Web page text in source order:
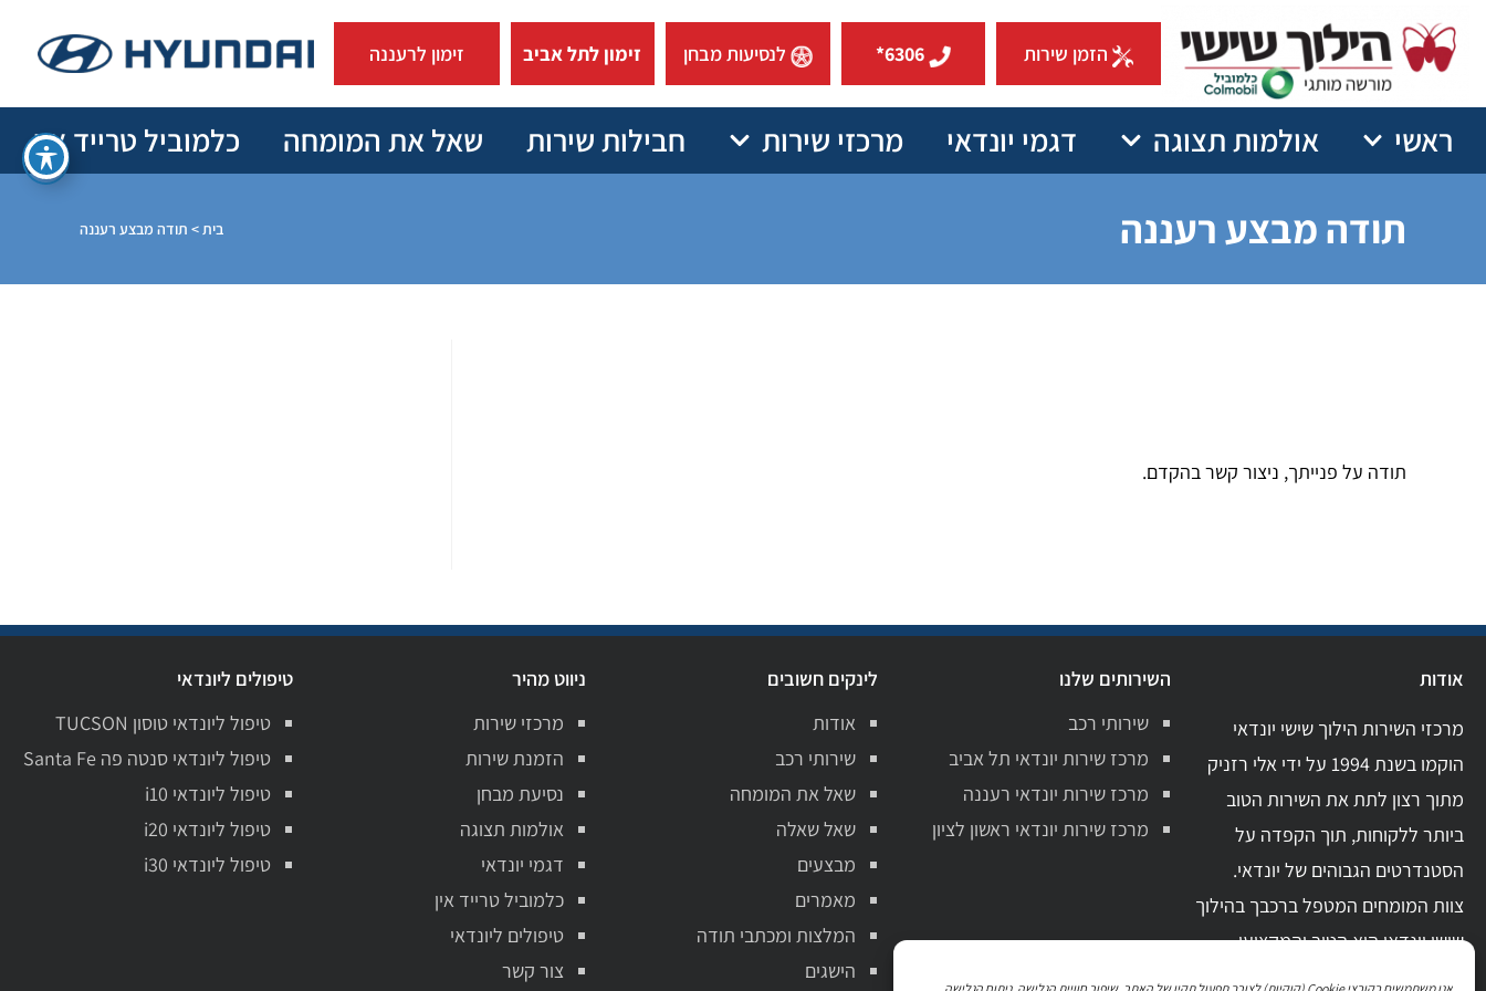
הזמן שירות 6306* לנסיעות מבחן זימון לתל אביב זימון לרעננה
ראשי אולמות תצוגה דגמי יונדאי מרכזי שירות חבילות שירות שאל את המומחה כלמוביל טרייד אין
תודה מבצע רעננה בית> תודה מבצע רעננה
תודה על פנייתך, ניצור קשר בהקדם.
אודות
מרכזי השירות הילוך שישי יונדאי
הוקמו בשנת 1994 על ידי אלי רזניק
מתוך רצון לתת את השירות הטוב
ביותר ללקוחות, תוך הקפדה על
הסטנדרטים הגבוהים של יונדאי.
צוות המומחים המטפל ברכבך בהילוך
שישי יונדאי הוא הטוב והמקצועי
השירותים שלנו
שירותי רכב
מרכז שירות יונדאי תל אביב
מרכז שירות יונדאי רעננה
מרכז שירות יונדאי ראשון לציון
לינקים חשובים
אודות
שירותי רכב
שאל את המומחה
שאל שאלה
מבצעים
מאמרים
המלצות ומכתבי תודה
הישגים
ניווט מהיר
מרכזי שירות
הזמנת שירות
נסיעת מבחן
אולמות תצוגה
דגמי יונדאי
כלמוביל טרייד אין
טיפולים ליונדאי
צור קשר
טיפולים ליונדאי
טיפול ליונדאי טוסון TUCSON
טיפול ליונדאי סנטה פה Santa Fe
טיפול ליונדאי i10
טיפול ליונדאי i20
טיפול ליונדאי i30